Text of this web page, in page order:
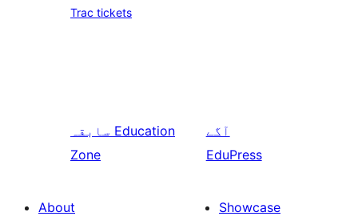
Trac tickets
سابقہ Education
Zone
آگے
EduPress
About
Showcase